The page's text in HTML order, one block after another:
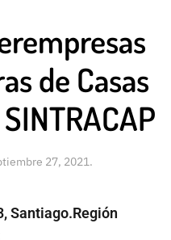
de Casas
27, 2021.
Santiago.Región